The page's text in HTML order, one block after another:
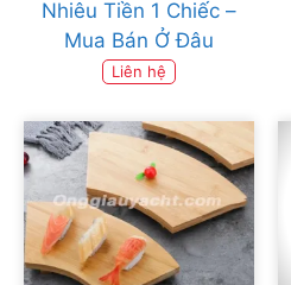
Nhiêu Tiền 1 Chiếc –
Mua Bán Ở Đâu
Liên hệ